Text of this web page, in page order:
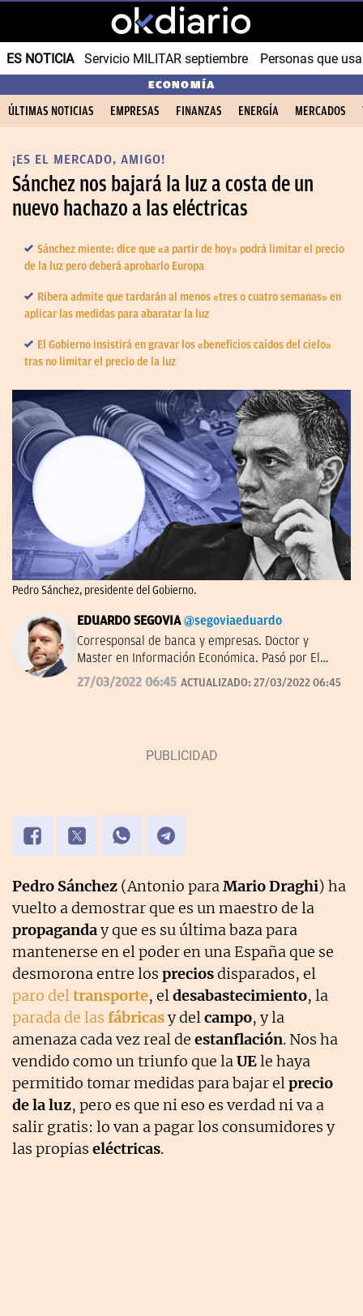
ES NOTICIA Servicio MILITAR septiembre Personas que
ECONOMÍA
ÚLTIMAS NOTICIAS EMPRESAS FINANZAS ENERGÍA MERCADOS
¡ES EL MERCADO, AMIGO!
Sánchez nos bajará la luz a costa de un
nuevo hachazo a las eléctricas
Sánchez miente: dice que «a partir de hoy» podrá limitar el precio
de la luz pero deberá aprobarlo Europa
Ribera admite que tardarán al menos «tres o cuatro semanas» en
aplicar las medidas para abaratar la luz
El Gobierno insistirá en gravar los «beneficios caídos del cielo»
tras no limitar el precio de la luz
Pedro Sánchez, presidente del Gobierno.
EDUARDO SEGOVIA @segoviaeduardo
Corresponsal de banca y empresas. Doctor y
Master en Información Económica. Pasó por El
Confidencial y dirigió Bolsamanía. Autor de ‘De los
Borbones a los Botines’.
27/03/2022 06:45 ACTUALIZADO: 27/03/2022 06:45
Pedro Sánchez (Antonio paraMario Draghi) ha
vuelto a demostrar que es un maestro de la
propaganday que es su última baza para
mantenerse en el poder en una España que se
desmorona entre los preciosdisparados, el
paro deltransporte, eldesabastecimiento, la
parada de las fábricasy delcampo, y la
amenaza cada vez real de estanflación. Nos ha
vendido como un triunfo que laUEle haya
permitido tomar medidas para bajar elprecio
de la luz, pero es que ni eso es verdad ni va a
salir gratis: lo van a pagar los consumidores y
las propias eléctricas.